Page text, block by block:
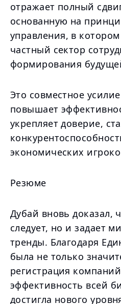
отражает полный
основанную на
управления, в котором
частный сектор
формирования
Это совместное
повышает
укрепляет доверие,
экономических
Резюме
Дубай вновь доказал,
следует, но и задает
тренды. Благодаря
была не только
регистрация
эффективность всей
достигла нового